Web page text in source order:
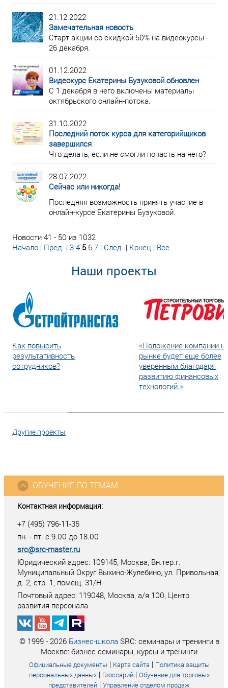
21.12.2022
Замечательная новость
Старт акции со скидкой 50% на видеокурсы -
26 декабря.
01.12.2022
Видеокурс Екатерины Бузуковой обновлен
С 1 декабря в него включены материалы
октябрьского онлайн-потока.
31.10.2022
Последний поток курса для категорийщиков
завершился
Что делать, если не смогли попасть на него?
28.07.2022
Сейчас или никогда!
Последняя возможность принять участие в
онлайн-курсе Екатерины Бузуковой.
Новости 41 - 50 из 1032
Начало | Пред. | 3 4 5 6 7 | След. | Конец | Все
Наши проекты
Как повысить
результативность
сотрудников?
«Положение компании
рынке будет еще более
уверенным благодаря
развитию финансовых
технологий.»
Другие проекты
Контактная информация:
+7 (495) 796-11-35
пн. - пт. с 9.00 до 18.00
src@src-master.ru
Юридический адрес: 109145, Москва, Вн.тер.г.
Муниципальный Округ Выхино-Жулебино, ул. Привольная,
д. 2, стр. 1, помещ. 31/Н
Почтовый адрес: 119048, Москва, а/я 100, Центр
развития персонала
ОБУЧЕНИЕ ПО ТЕМАМ
© 1999 - 2026 Бизнес-школа SRC: семинары и тренинги в
Москве: бизнес семинары, курсы и тренинги
Официальные документы | Карта сайта | Политика защиты
персональных данных| Глоссарий| Обучение для торговых
представителей | Управление отделом продаж